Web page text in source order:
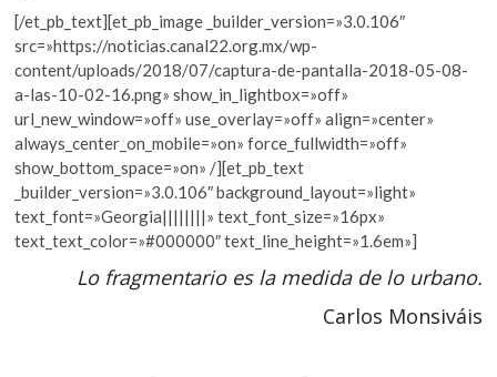
[/et_pb_text][et_pb_image _builder_version=»3.0.106″
src=»https://noticias.canal22.org.mx/wp-
content/uploads/2018/07/captura-de-pantalla-2018-05-08-
a-las-10-02-16.png» show_in_lightbox=»off»
url_new_window=»off» use_overlay=»off» align=»center»
always_center_on_mobile=»on» force_fullwidth=»off»
show_bottom_space=»on» /][et_pb_text
_builder_version=»3.0.106″ background_layout=»light»
text_font=»Georgia||||||||» text_font_size=»16px»
text_text_color=»#000000″ text_line_height=»1.6em»]
Lo fragmentario es la medida de lo urbano.
Carlos Monsiváis